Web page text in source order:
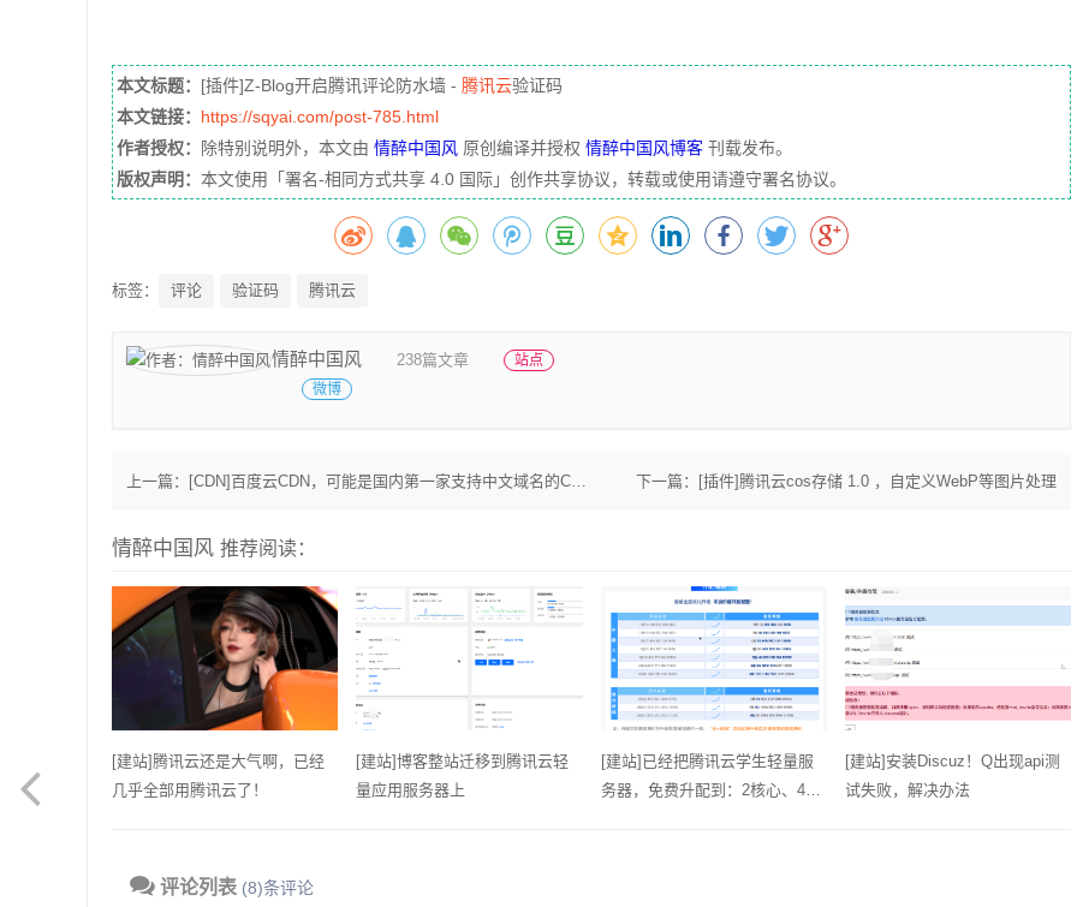
本文标题： [插件]Z-Blog开启腾讯评论防水墙 - 腾讯云验证码
本文链接： https://sqyai.com/post-785.html
作者授权：
除特别说明外，本文由 情醉中国风 原创编译并授权 情醉中国风博客 刊载发布。
版权声明： 本文使用「署名-相同方式共享 4.0 国际」创作共享协议，转载或使用请遵守署名协议。
标签： 评论 验证码 腾讯云
情醉中国风 238篇文章
站点
微博
上一篇： [CDN]百度云CDN，可能是国内第一家支持中文域名的CDN 下一篇： [插件]腾讯云cos存储 1.0 ，自定义WebP等图片处理
情醉中国风 推荐阅读：
[建站]腾讯云还是大气啊，已经
几乎全部用腾讯云了！
[建站]博客整站迁移到腾讯云轻
量应用服务器上
[建站]已经把腾讯云学生轻量服
务器，免费升配到：2核心、4G
[建站]安装Discuz！Q出现api测
试失败，解决办法
评论列表 (8)条评论